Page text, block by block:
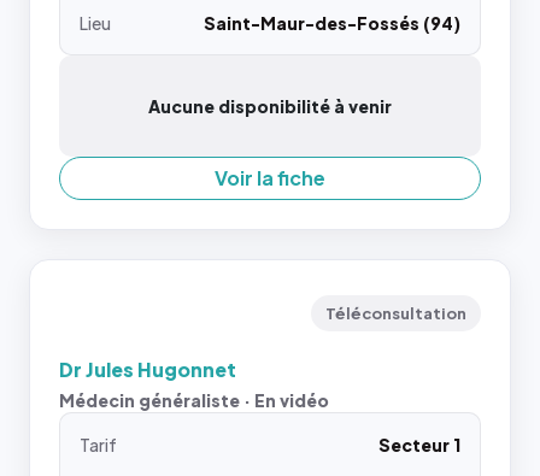
Lieu
Saint-Maur-des-Fossés (94)
Aucune disponibilité à venir
Voir la fiche
Téléconsultation
Dr Jules Hugonnet
Médecin généraliste · En vidéo
Tarif
Secteur 1